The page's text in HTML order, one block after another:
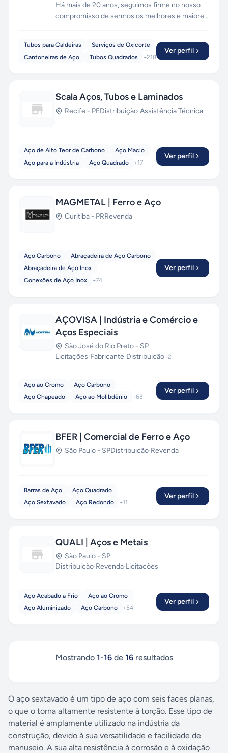
Há mais de 20 anos, seguimos firme no nosso
compromisso de sermos os melhores e maiores
treinados para um atendimento personalizado,
que supra as necessidades de cada cliente,
Tubos para Caldeiras
Serviços de Oxicorte
Cantoneiras de Aço
Tubos Quadrados +218
Ver perfil
Scala Aços, Tubos e Laminados
Recife - PEDistribuição·Assistência Técnica
Aço de Alto Teor de Carbono
Aço Macio
Aço para a Indústria
Aço Quadrado +17
Ver perfil
MAGMETAL | Ferro e Aço
Curitiba - PRRevenda
Aço Carbono
Abraçadeira de Aço Carbono
Abraçadeira de Aço Inox
Conexões de Aço Inox
+74
Ver perfil
AÇOVISA | Indústria e Comércio e
Aços Especiais
São José do Rio Preto - SP
Licitações·Fabricante·Distribuição+2
Aço ao Cromo
Aço Carbono
Aço Chapeado
Aço ao Molibdênio +63
Ver perfil
BFER | Comercial de Ferro e Aço
São Paulo - SPDistribuição·Revenda
Barras de Aço
Aço Quadrado
Aço Sextavado
Aço Redondo +11
Ver perfil
QUALI | Aços e Metais
São Paulo - SP
Distribuição·Revenda·Licitações
Aço Acabado a Frio
Aço ao Cromo
Aço Aluminizado
Aço Carbono +54
Ver perfil
Mostrando 1-16de 16resultados
O aço sextavado é um tipo de aço com seis faces planas,
o que o torna altamente resistente à torção. Esse tipo de
material é amplamente utilizado na indústria da
construção, devido à sua versatilidade e facilidade de
manuseio. A sua alta resistência à corrosão e à oxidação